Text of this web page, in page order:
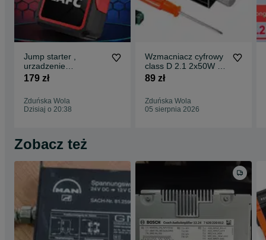
Jump starter ,
urzadzenie
rozruchowe ,
179 zł
Zduńska Wola
Dzisiaj o 20:38
Wzmacniacz cyfrowy
class D 2.1 2x50W +
100W bluetooth.
89 zł
Zduńska Wola
05 sierpnia 2026
Zobacz też